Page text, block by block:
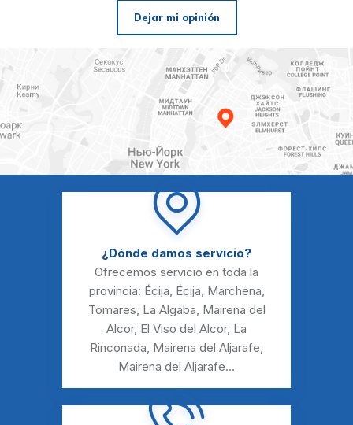
Dejar mi opinión
¿Dónde damos servicio?
Ofrecemos servicio en toda la
provincia: Écija, Écija, Marchena,
Tomares, La Algaba, Mairena del
Alcor, El Viso del Alcor, La
Rinconada, Mairena del Aljarafe,
Mairena del Aljarafe...